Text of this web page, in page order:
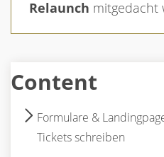
Relaunch mitgedacht
Content
Formulare &
Tickets schreiben